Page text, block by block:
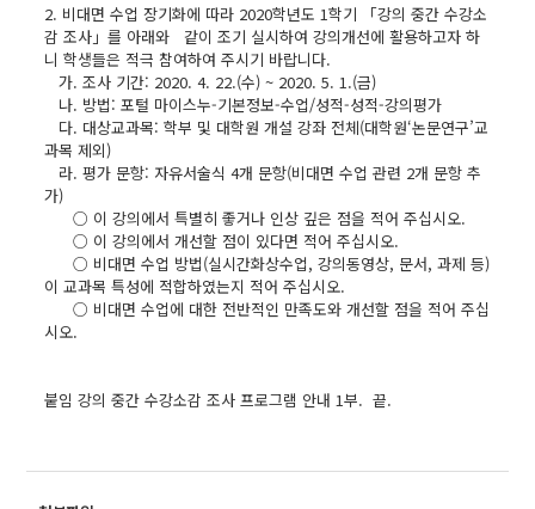
2. 비대면 수업 장기화에 따라 2020학년도 1학기 「강의 중간 수강소
감 조사」를 아래와 같이 조기 실시하여 강의개선에 활용하고자 하
니 학생들은 적극 참여하여 주시기 바랍니다.
가. 조사 기간: 2020. 4. 22.(수) ~ 2020. 5. 1.(금)
나. 방법: 포털 마이스누-기본정보-수업/성적-성적-강의평가
다. 대상교과목: 학부 및 대학원 개설 강좌 전체(대학원‘논문연구’교
과목 제외)
라. 평가 문항: 자유서술식 4개 문항(비대면 수업 관련 2개 문항 추
가)
○ 이 강의에서 특별히 좋거나 인상 깊은 점을 적어 주십시오.
○ 이 강의에서 개선할 점이 있다면 적어 주십시오.
○ 비대면 수업 방법(실시간화상수업, 강의동영상, 문서, 과제 등)
이 교과목 특성에 적합하였는지 적어 주십시오.
○ 비대면 수업에 대한 전반적인 만족도와 개선할 점을 적어 주십
시오.
붙임 강의 중간 수강소감 조사 프로그램 안내 1부. 끝.